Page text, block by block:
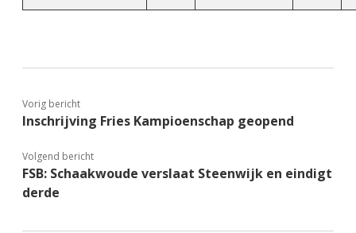
Vorig bericht
Inschrijving Fries Kampioenschap geopend
Volgend bericht
FSB: Schaakwoude verslaat Steenwijk en eindigt
derde